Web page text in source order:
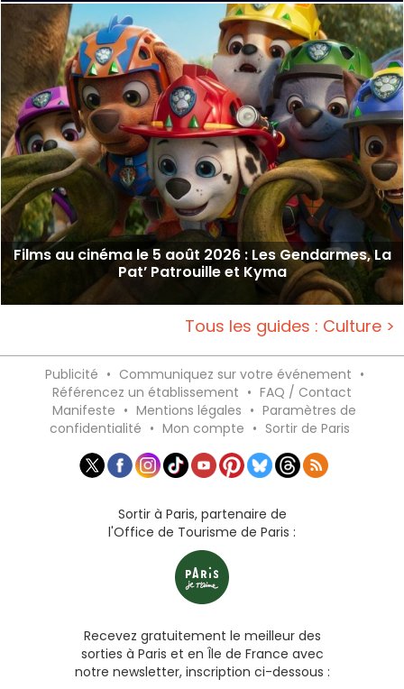
Films au cinéma le 5 août 2026 : Les Gendarmes, La
Pat’ Patrouille et Kyma
Tous les guides : Culture >
Publicité • Communiquez sur votre événement •
Référencez un établissement • FAQ / Contact
Manifeste • Mentions légales • Paramètres de
confidentialité • Mon compte • Sortir de Paris
Sortir à Paris, partenaire de
l'Office de Tourisme de Paris :
Recevez gratuitement le meilleur des
sorties à Paris et en Île de France avec
notre newsletter, inscription ci-dessous :